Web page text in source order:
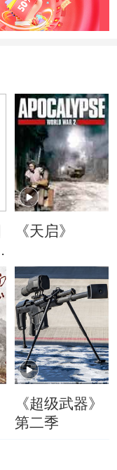
《天启》
《超级武器》
第二季